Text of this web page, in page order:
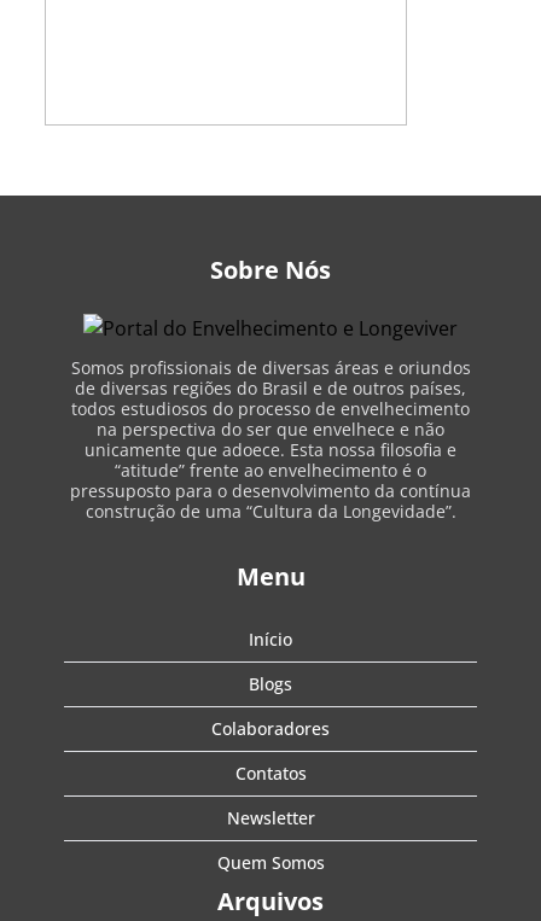
Sobre Nós
Somos profissionais de diversas áreas e oriundos
de diversas regiões do Brasil e de outros países,
todos estudiosos do processo de envelhecimento
na perspectiva do ser que envelhece e não
unicamente que adoece. Esta nossa filosofia e
“atitude” frente ao envelhecimento é o
pressuposto para o desenvolvimento da contínua
construção de uma “Cultura da Longevidade”.
Menu
Início
Blogs
Colaboradores
Contatos
Newsletter
Quem Somos
Arquivos